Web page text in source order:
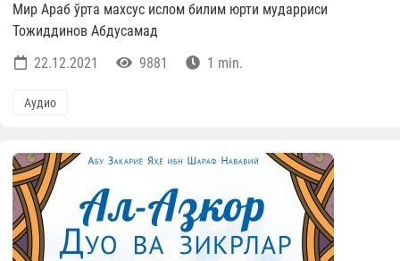
Мир Араб ўрта махсус ислом билим юрти мударриси
Тожиддинов Абдусамад
22.12.2021
9881 1 min.
Аудио